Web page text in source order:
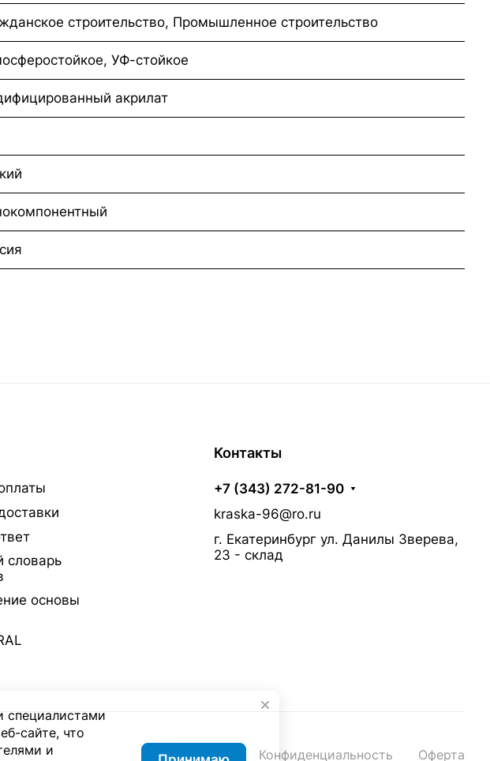
строительство, Промышленное строительство
УФ-стойкое
акрилат
словарь
основы
Контакты
+7 (343) 272-81-90
kraska-96@ro.ru
г. Екатеринбург ул. Данилы Зверева,
23 - склад
Конфиденциальность Оферта
специалистами
сайте, что
и